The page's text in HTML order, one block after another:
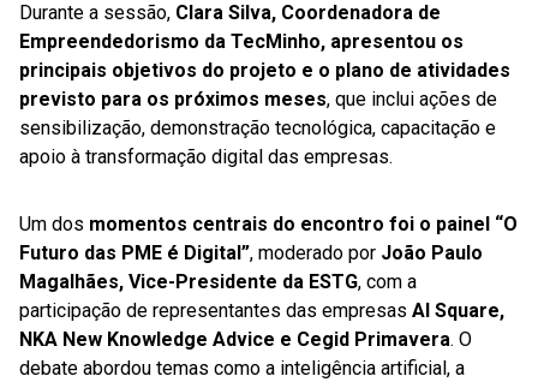
Durante a sessão, Clara Silva, Coordenadora de
Empreendedorismo da TecMinho, apresentou os
principais objetivos do projeto e o plano de atividades
previsto para os próximos meses, que inclui ações de
sensibilização, demonstração tecnológica, capacitação e
apoio à transformação digital das empresas.
Um dos momentos centrais do encontro foi o painel “O
Futuro das PME é Digital”, moderado por João Paulo
Magalhães, Vice-Presidente da ESTG, com a
participação de representantes das empresas AI Square,
NKA New Knowledge Advice e Cegid Primavera. O
debate abordou temas como a inteligência artificial, a